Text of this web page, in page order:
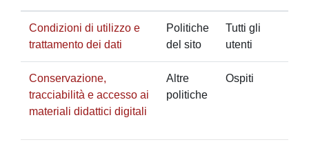
Condizioni di utilizzo e
trattamento dei dati
Politiche
del sito
Tutti gli
utenti
Conservazione,
tracciabilità e accesso ai
materiali didattici digitali
Altre
politiche
Ospiti